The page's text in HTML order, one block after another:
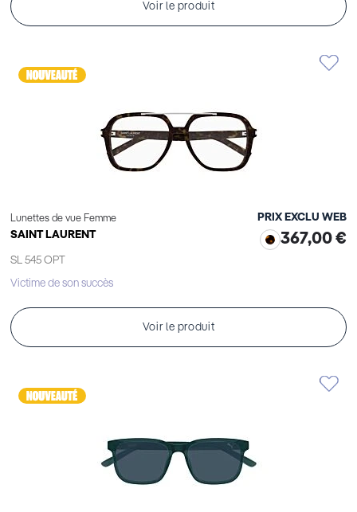
Voir le produit
Lunettes de vue Femme
SAINT LAURENT
SL 545 OPT
PRIX EXCLU WEB
367,00 €
Victime de son succès
Voir le produit